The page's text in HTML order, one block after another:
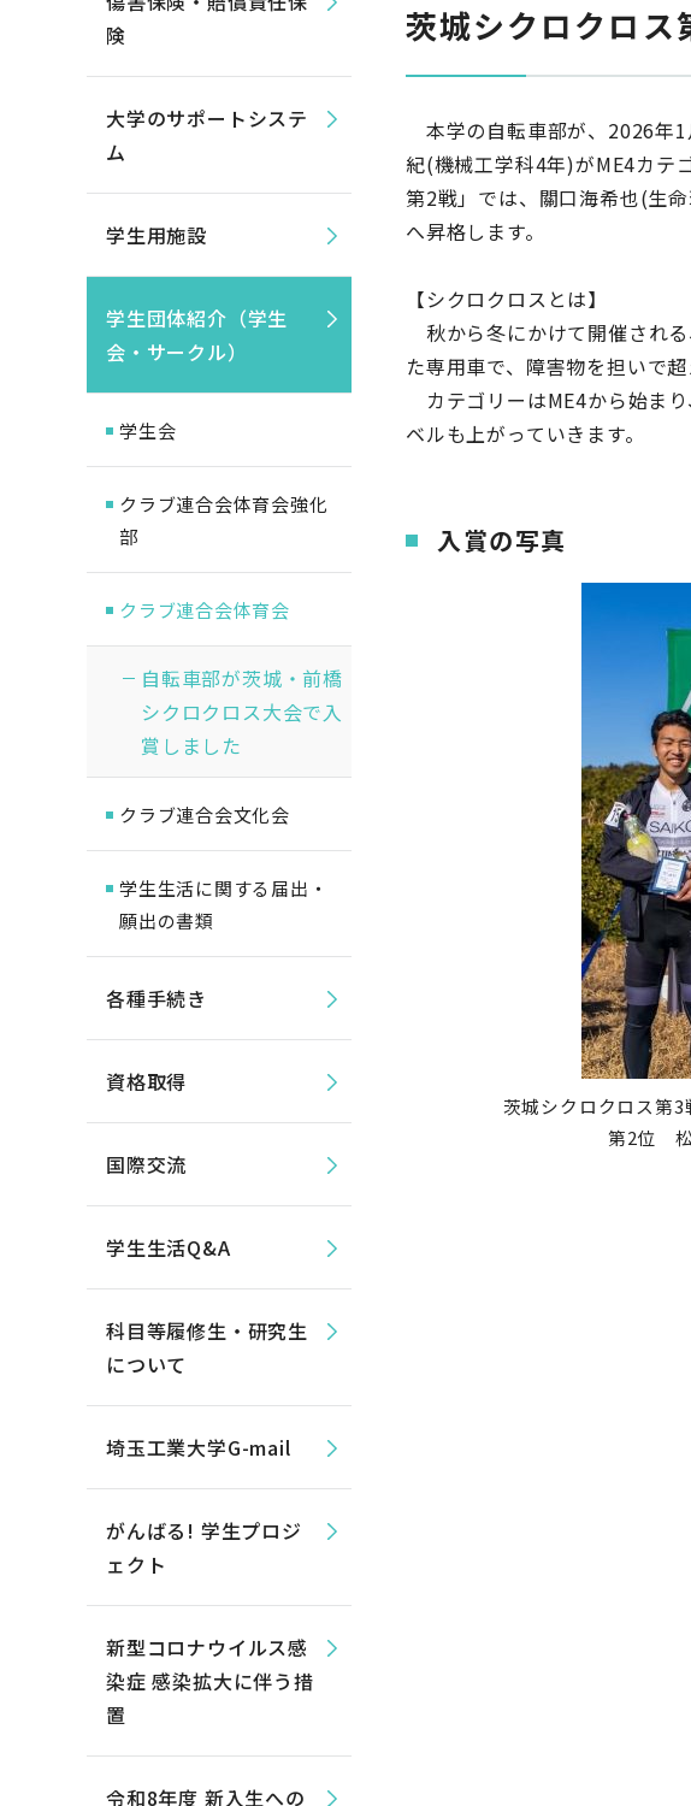
茨城シクロクロ
本学の自転車部が、2026年
紀(機械工学科4年)がME4カテ
第2戦」では、關口海希也(生
へ昇格します。
【シクロクロスとは】
秋から冬にかけて開催され
た専用車で、障害物を担いで
カテゴリーはME4から始ま
ベルも上がっていきます。
入賞の写真
茨城シクロクロス第
第2位
険
大学のサポートシステ
ム
学生用施設
学生団体紹介（学生
会・サークル）
学生会
クラブ連合会体育会強化
部
クラブ連合会体育会
自転車部が茨城・前橋
シクロクロス大会で入
賞しました
クラブ連合会文化会
学生生活に関する届出・
願出の書類
各種手続き
資格取得
国際交流
学生生活Q&A
科目等履修生・研究生
について
埼玉工業大学G-mail
がんばる! 学生プロジ
ェクト
新型コロナウイルス感
染症 感染拡大に伴う措
置
令和8年度 新入生への